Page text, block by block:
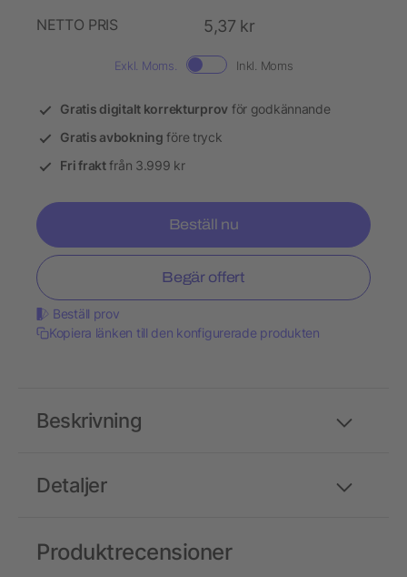
NETTO PRIS
5,37 kr
Exkl. Moms. Inkl. Moms
Gratis digitalt korrekturprov för godkännande
Gratis avbokning före tryck
Fri fraktfrån 3.999 kr
Beställ nu
Begär offert
Beställ prov
Kopiera länken till den konfigurerade produkten
Detaljer
Beskrivning
Produktrecensioner